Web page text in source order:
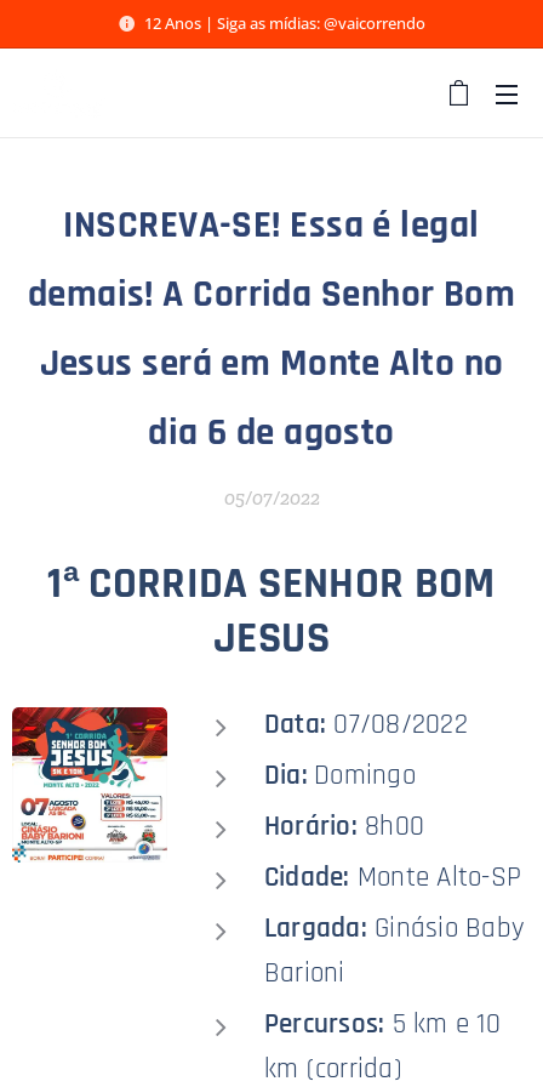
12 Anos | Siga as mídias: @vaicorrendo
INSCREVA-SE! Essa é legal
demais! A Corrida Senhor Bom
Jesus será em Monte Alto no
dia 6 de agosto
05/07/2022
1ª CORRIDA SENHOR BOM
JESUS
Data: 07/08/2022
Dia: Domingo
Horário: 8h00
Cidade: Monte Alto-SP
Largada: Ginásio Baby
Barioni
Percursos: 5 km e 10
km (corrida)